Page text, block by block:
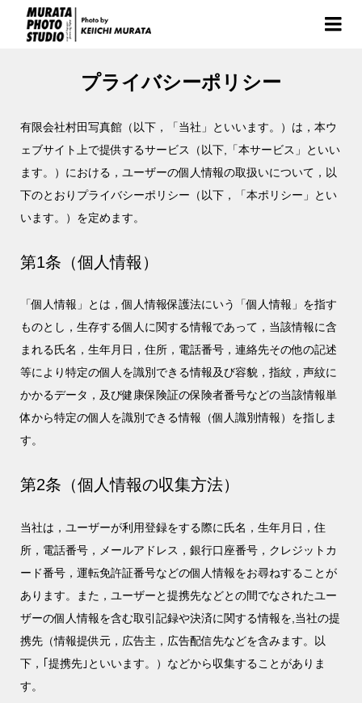
プライバシーポリシー
有限会社村田写真館（以下，「当社」といいます。）は，本ウ
ェブサイト上で提供するサービス（以下,「本サービス」といい
ます。）における，ユーザーの個人情報の取扱いについて，以
下のとおりプライバシーポリシー（以下，「本ポリシー」とい
います。）を定めます。
第1条（個人情報）
「個人情報」とは，個人情報保護法にいう「個人情報」を指す
ものとし，生存する個人に関する情報であって，当該情報に含
まれる氏名，生年月日，住所，電話番号，連絡先その他の記述
等により特定の個人を識別できる情報及び容貌，指紋，声紋に
かかるデータ，及び健康保険証の保険者番号などの当該情報単
体から特定の個人を識別できる情報（個人識別情報）を指しま
す。
第2条（個人情報の収集方法）
当社は，ユーザーが利用登録をする際に氏名，生年月日，住
所，電話番号，メールアドレス，銀行口座番号，クレジットカ
ード番号，運転免許証番号などの個人情報をお尋ねすることが
あります。また，ユーザーと提携先などとの間でなされたユー
ザーの個人情報を含む取引記録や決済に関する情報を,当社の提
携先（情報提供元，広告主，広告配信先などを含みます。以
下，｢提携先｣といいます。）などから収集することがありま
す。